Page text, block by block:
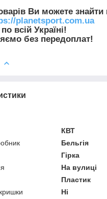
Ви можете
planetsport.com.ua
всій Україні!
без передоплат!
КВТ
Бельгія
Гірка
На вулиці
Пластик
Ні